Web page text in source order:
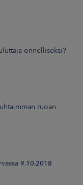
onnelliseksi?
ruoan
9.10.2018